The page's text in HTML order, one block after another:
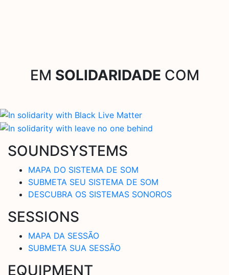
EM SOLIDARIDADE COM
SOUNDSYSTEMS
MAPA DO SISTEMA DE SOM
SUBMETA SEU SISTEMA DE SOM
DESCUBRA OS SISTEMAS SONOROS
SESSIONS
MAPA DA SESSÃO
SUBMETA SUA SESSÃO
EQUIPMENT